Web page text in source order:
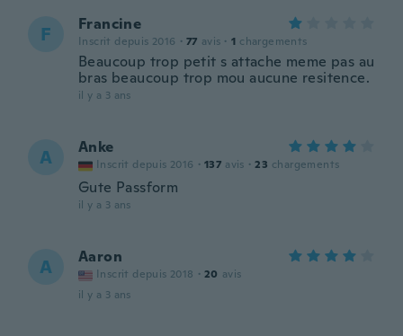
F Francine
Inscrit depuis 2016 · 77 avis · 1 chargements
Beaucoup trop petit s attache meme pas au
bras beaucoup trop mou aucune resitence.
il y a 3 ans
A Anke
Inscrit depuis 2016 · 137 avis · 23 chargements
Gute Passform
il y a 3 ans
A Aaron
Inscrit depuis 2018 · 20 avis
il y a 3 ans